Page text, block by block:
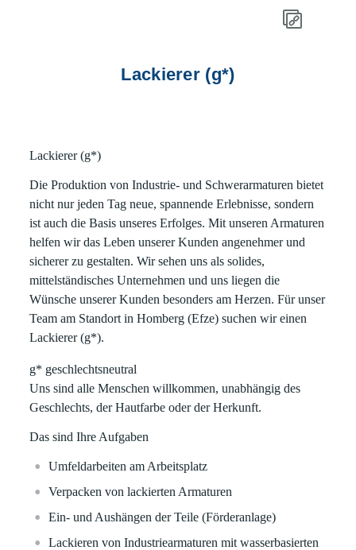
Lackierer (g*)
Lackierer (g*)
Die Produktion von Industrie- und Schwerarmaturen bietet
nicht nur jeden Tag neue, spannende Erlebnisse, sondern
ist auch die Basis unseres Erfolges. Mit unseren Armaturen
helfen wir das Leben unserer Kunden angenehmer und
sicherer zu gestalten. Wir sehen uns als solides,
mittelständisches Unternehmen und uns liegen die
Wünsche unserer Kunden besonders am Herzen. Für unser
Team am Standort in Homberg (Efze) suchen wir einen
Lackierer (g*).
g* geschlechtsneutral
Uns sind alle Menschen willkommen, unabhängig des
Geschlechts, der Hautfarbe oder der Herkunft.
Das sind Ihre Aufgaben
Umfeldarbeiten am Arbeitsplatz
Verpacken von lackierten Armaturen
Ein- und Aushängen der Teile (Förderanlage)
Lackieren von Industriearmaturen mit wasserbasierten